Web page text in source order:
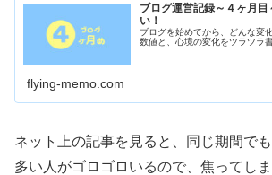
ブログ運営記録～４ヶ月
い！
ブログを始めてから、どんな変
数値と、心境の変化をツラツラ
flying-memo.com
ネット上の記事を見ると、同じ期間で
多い人がゴロゴロいるので、焦ってしま